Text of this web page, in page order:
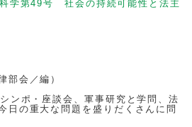
科学第49号 社会の持続可能性と法主
部会／編）
ンポ・座談会、軍事研究と学問、法
日の重大な問題を盛りだくさんに問